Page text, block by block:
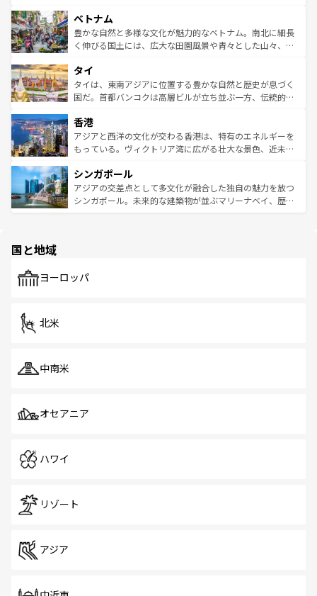
参照してほしい。
容にもいいと評判のスイーツなど、バラエティ豊かな料理
が味わえる。 なお、新着の台湾情報は コンテンツ一覧を参
照してほしい。
き、地方に足を延ばせば四季折々の自然美を楽しむことが
できる。そして、キムチや焼肉、絶品のストリートフード
まで、さまざまな韓国料理が待っている。夜には、韓国な
リティに包まれながら、韓国の多彩な魅力を心ゆくまで味
わってみてほしい。 なお、新着の韓国情報はコンテンツ一
覧を参照してほしい。
ベトナム
豊かな自然と多様な文化が魅力的なベトナム。南北に細長
く伸びる国土には、広大な田園風景や青々とした山々、世
急速な発展と共に伝統が息づく。ハノイの古い町並みやホ
ーチミン市のフランス統治時代の建物も、独特の雰囲気を
醸し出している。また、バラエティの豊かさとおいしさで
とつ。フォーやバインミー、ベトナムコーヒーなどは、ぜ
ひ現地で味わいたい。どの地域を訪れてもあたたかい人々
が旅行者を迎えてくれるので、きっと忘れられない旅にな
参照してほしい。
タイ
タイは、東南アジアに位置する豊かな自然と歴史が息づく
国だ。首都バンコクは高層ビルが立ち並ぶ一方、伝統的な
の活気が交差している。北部ではチェンマイなどの山岳地
帯で自然と触れ合い、南部ではプーケットやクラビの美し
いビーチでリゾート気分を楽しむことができる。タイ料理
激する。気候は一年中温暖で、どの季節にも異なる楽しみ
が待っている。親しみやすいタイの人々、仏教を中心とし
た文化、そして多様な観光資源が、訪れる旅人を魅了し続
香港
アジアと西洋の文化が交わる香港は、特有のエネルギーを
もっている。ヴィクトリア湾に広がる壮大な景色、近未来
み、どこを訪れても感動するはず。観光スポットが密集し
ており、効率よく見どころを回れるのも魅力。息をのむよ
うな絶景から文化的な体験まで、香港を存分に楽しみ尽く
シンガポール
アジアの交差点として多文化が融合した独自の魅力を放つ
シンガポール。未来的な建築物が並ぶマリーナベイ、歴史
で、ホーカーズは地元の風情を楽しめる外せないスポット
国と地域
ヨーロッパ
北米
中南米
オセアニア
ハワイ
リゾート
アジア